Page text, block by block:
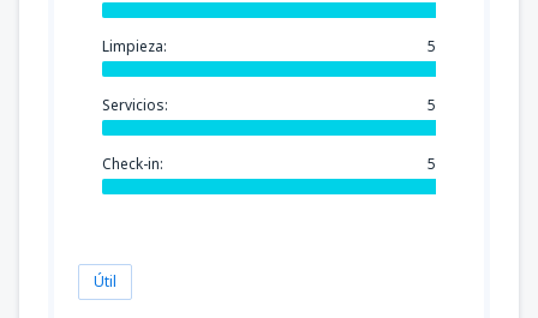
Limpieza: 5
Servicios: 5
Check-in: 5
Útil